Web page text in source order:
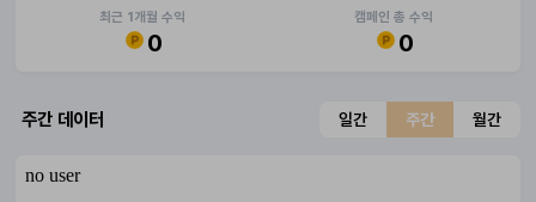
최근 1개월 수익
0
캠페인 총 수익
0
주간 데이터 일간 주간 월간